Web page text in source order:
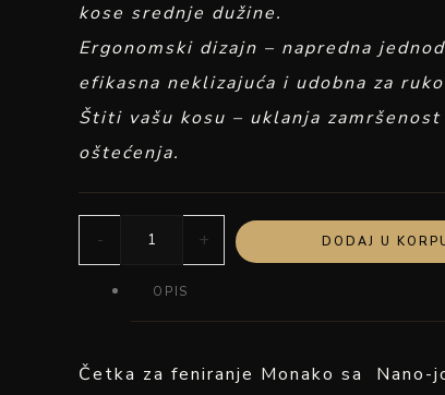
kose srednje dužine.
Ergonomski dizajn – napredna
efikasna neklizajuća i udobna za
Štiti vašu kosu – uklanja
oštećenja.
- + DODAJ U
OPIS
Četka za feniranje Monako sa